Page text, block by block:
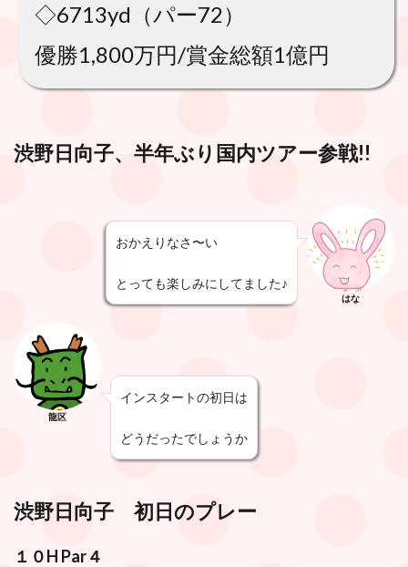
◇6713yd（パー72）
優勝1,800万円/賞金総額1億円
渋野日向子、半年ぶり国内ツアー参戦!!
おかえりなさ〜い
とっても楽しみにしてました♪
はな
龍区
インスタートの初日は
どうだったでしょうか
渋野日向子 初日のプレー
１０H Par４